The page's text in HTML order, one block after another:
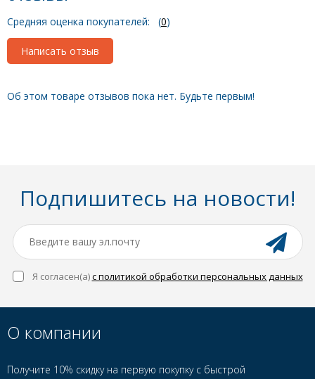
Средняя оценка покупателей: (0)
Написать отзыв
Об этом товаре отзывов пока нет. Будьте первым!
Подпишитесь на новости!
Я согласен(a)с политикой обработки персональных данных
О компании
Получите 10% скидку на первую покупку с быстрой